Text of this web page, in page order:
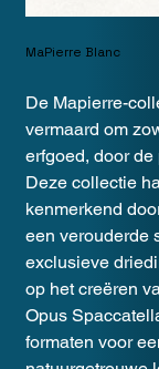
MaPierre Blanc
De Mapierre-
vermaard om
erfgoed, door
Deze collectie
kenmerkend
een verouderde
exclusieve
op het creëren
Opus
formaten voor